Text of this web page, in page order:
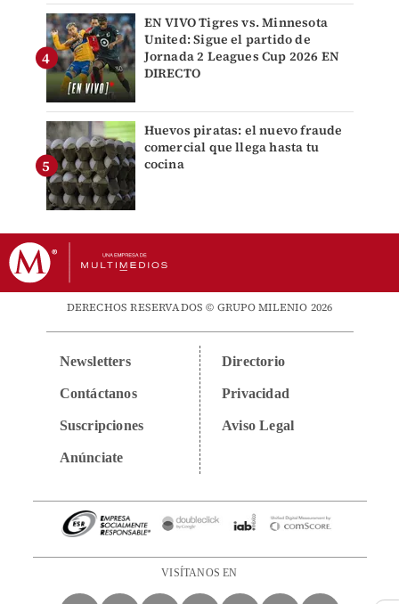
EN VIVO Tigres vs. Minnesota
United: Sigue el partido de
Jornada 2 Leagues Cup 2026 EN
DIRECTO
Huevos piratas: el nuevo fraude
comercial que llega hasta tu
cocina
DERECHOS RESERVADOS © GRUPO MILENIO 2026
Newsletters
Contáctanos
Suscripciones
Anúnciate
Directorio
Privacidad
Aviso Legal
VISÍTANOS EN